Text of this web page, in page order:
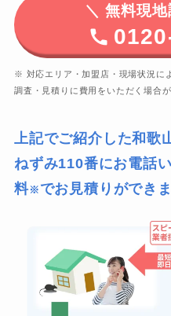
＼ 無料現
※ 対応エリア・加盟店・現場状況に
調査・見積りに費用をいただく場合が
上記でご紹介した和歌
ねずみ110番にお電話
料※ でお見積りができま